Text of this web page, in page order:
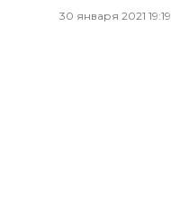
30 января 2021 19:19